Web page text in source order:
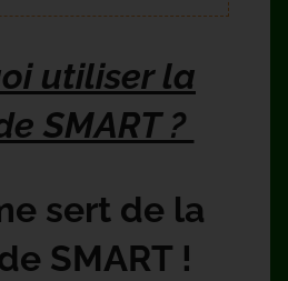
utiliser la
SMART ?
sert de la
SMART !